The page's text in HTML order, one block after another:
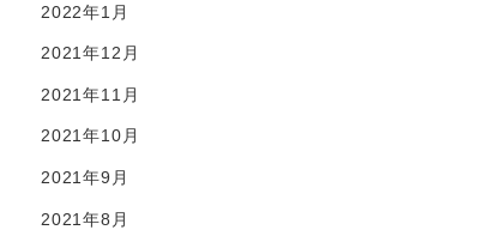
2022年1月
2021年12月
2021年11月
2021年10月
2021年9月
2021年8月